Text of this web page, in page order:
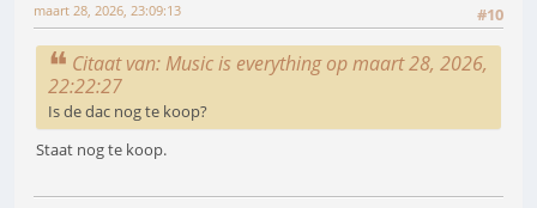
#10
maart 28, 2026, 23:09:13
Citaat van: Music is everything op maart 28, 2026,
22:22:27
Is de dac nog te koop?
Staat nog te koop.